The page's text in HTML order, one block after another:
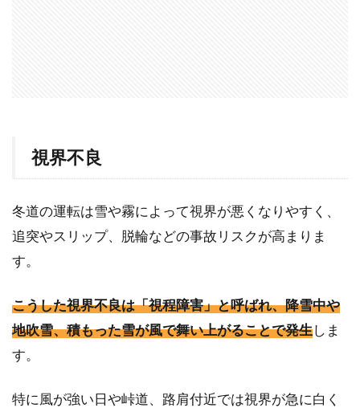
視界不良
冬道の運転は雪や霧によって視界が悪くなりやすく、
追突やスリップ、脱輪などの事故リスクが高まりま
す。
こうした視界不良は「視程障害」と呼ばれ、降雪中や
地吹雪、積もった雪が風で舞い上がることで発生しま
す。
特に風が強い日や峠道、路肩付近では視界が急に白く